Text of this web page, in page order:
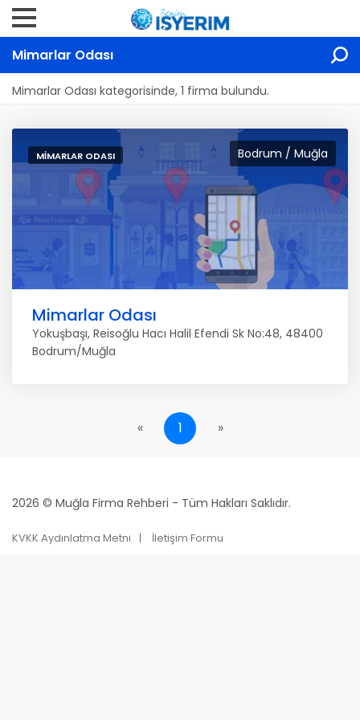
Mimarlar Odası
Mimarlar Odası kategorisinde, 1 firma bulundu.
Bodrum / Muğla
MIMARLAR ODASI
Mimarlar Odası
Yokuşbaşı, Reisoğlu Hacı Halil Efendi Sk No:48, 48400
Bodrum/Muğla
« 1 »
2026 © Muğla Firma Rehberi - Tüm Hakları Saklıdır.
KVKK Aydınlatma Metni İletişim Formu